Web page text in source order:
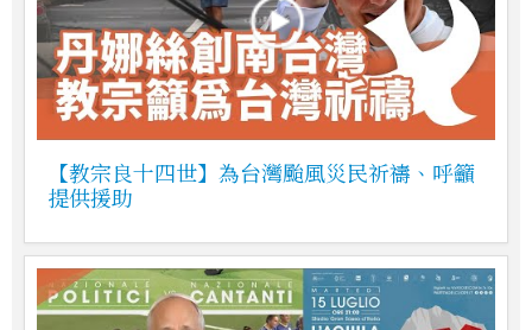
【教宗良十四世】為台灣颱風災民祈禱、呼籲
提供援助